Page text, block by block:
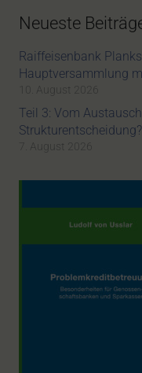
Neueste
Raiffeisenbank
Hauptversammlung
10. August 2026
Teil 3: Vom
Strukturentscheidung?
7. August 2026